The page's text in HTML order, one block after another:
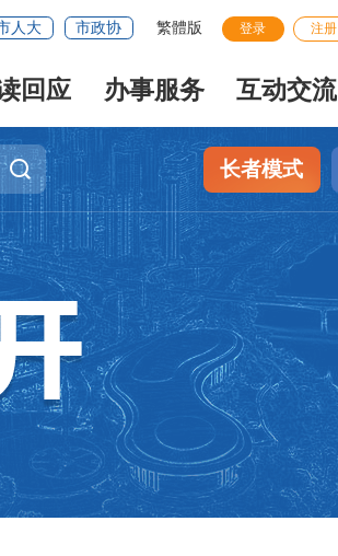
人大 市政协 繁體版 登录 注册
回应 办事服务 互动交流
长者模式